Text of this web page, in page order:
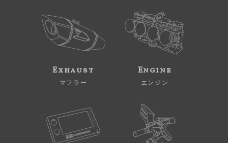
Exhaust
マフラー
Engine
エンジン